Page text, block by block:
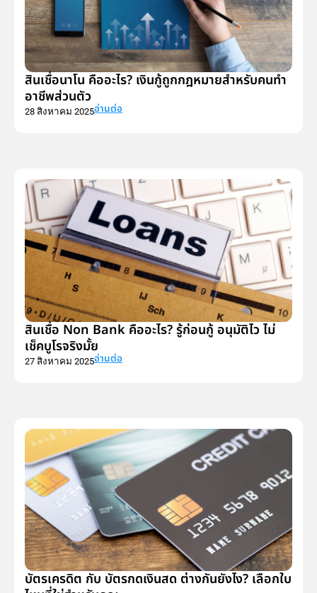
สินเชื่อนาโน คืออะไร? เงินกู้ถูกกฎหมายสำหรับคนทำ
อาชีพส่วนตัว
28 สิงหาคม 2025อ่านต่อ
สินเชื่อ Non Bank คืออะไร? รู้ก่อนกู้ อนุมัติไว ไม่
เช็คบูโรจริงมั้ย
27 สิงหาคม 2025อ่านต่อ
บัตรเครดิต กับ บัตรกดเงินสด ต่างกันยังไง? เลือกใบ